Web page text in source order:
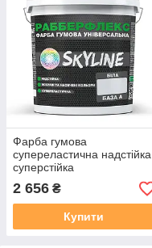
Фарба гумова
супереластична надстійка
суперстійка
"РабберФлекс" SkyLine
2 656 ₴
Купити